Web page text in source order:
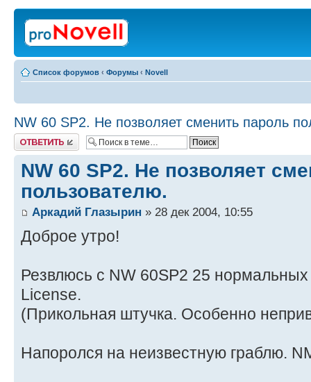
Список форумов ‹ Форумы ‹ Novell
NW 60 SP2. Не позволяет сменить пароль
Ответить
NW 60 SP2. Не позволяет
пользователю.
Аркадий Глазырин » 28 дек 2004, 10:55
Доброе утро!
Резвлюсь с NW 60SP2 25
License.
(Прикольная штучка. Особенно
Напоролся на неизвестную граблю.